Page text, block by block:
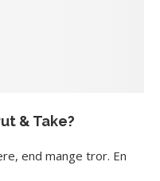
& Take?
end mange tror. En